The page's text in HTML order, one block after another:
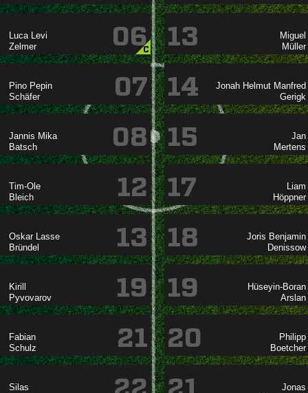
 

06
C
 

07
 

08


12
 

13


19


21

 

18


19


20



13
  

14


15


17